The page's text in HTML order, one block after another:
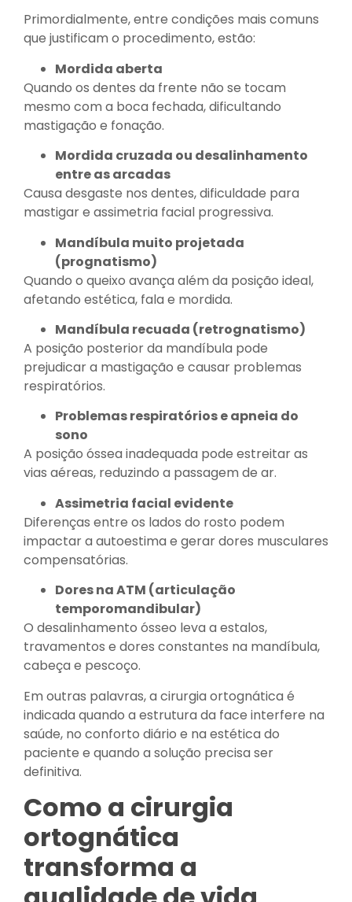
Primordialmente, entre condições mais comuns
que justificam o procedimento, estão:
Mordida aberta
Quando os dentes da frente não se tocam
mesmo com a boca fechada, dificultando
mastigação e fonação.
Mordida cruzada ou desalinhamento
entre as arcadas
Causa desgaste nos dentes, dificuldade para
mastigar e assimetria facial progressiva.
Mandíbula muito projetada
(prognatismo)
Quando o queixo avança além da posição ideal,
afetando estética, fala e mordida.
Mandíbula recuada (retrognatismo)
A posição posterior da mandíbula pode
prejudicar a mastigação e causar problemas
respiratórios.
Problemas respiratórios e apneia do
sono
A posição óssea inadequada pode estreitar as
vias aéreas, reduzindo a passagem de ar.
Assimetria facial evidente
Diferenças entre os lados do rosto podem
impactar a autoestima e gerar dores musculares
compensatórias.
Dores na ATM (articulação
temporomandibular)
O desalinhamento ósseo leva a estalos,
travamentos e dores constantes na mandíbula,
cabeça e pescoço.
Em outras palavras, a cirurgia ortognática é
indicada quando a estrutura da face interfere na
saúde, no conforto diário e na estética do
paciente e quando a solução precisa ser
definitiva.
Como a cirurgia
ortognática
transforma a